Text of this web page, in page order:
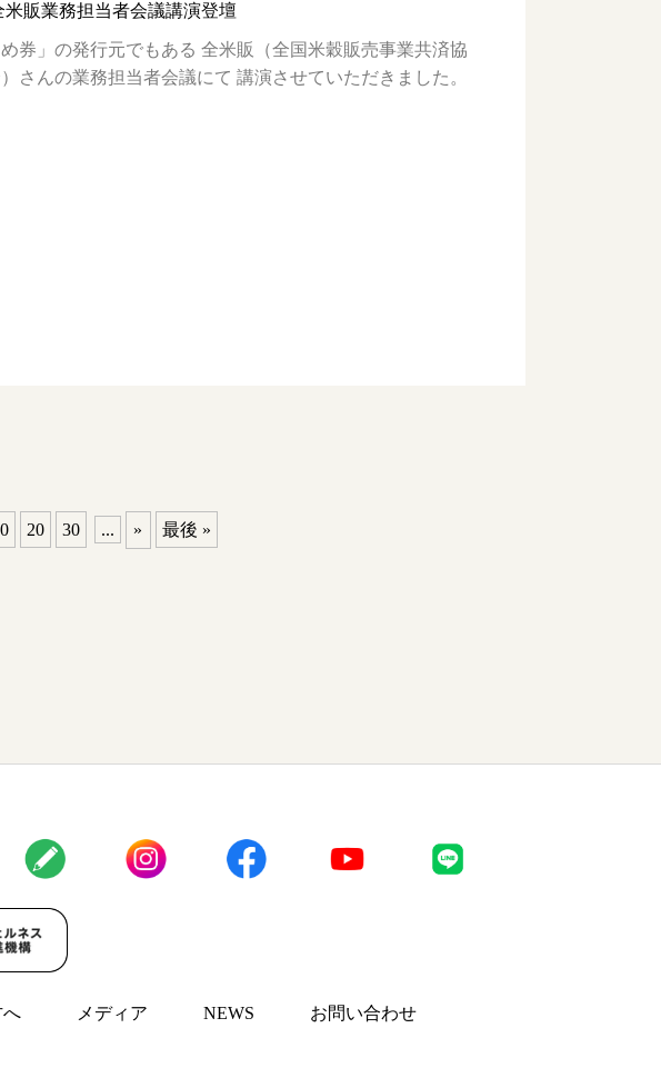
米販業務担当者会議講演登壇
め券」の発行元でもある 全米販（全国米穀販売事業共済協
さんの業務担当者会議にて 講演させていただきました。
20 30 ... » 最後 »
へ メディア NEWS お問い合わせ